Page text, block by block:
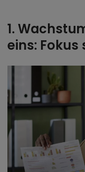
1.
eins: